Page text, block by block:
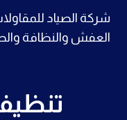
التجاوز
شركة الصياد
العفش والنظافة